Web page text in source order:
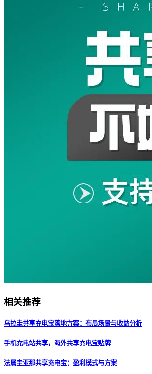
相关推荐
乌拉圭共享充电宝落地方案：布局场景与收益分析
手机充电站共享，海外共享充电宝贴牌
法属圭亚那共享充电宝：盈利模式与方案